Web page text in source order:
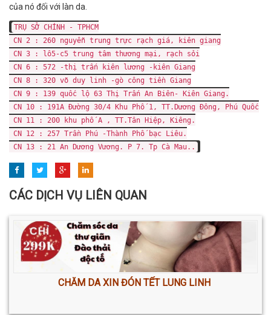
của nó đối với làn da.
TRỤ SỞ CHÍNH - TPHCM
CN 2 : 260 nguyễn trung trực rạch giá, kiên giang
CN 3 : lô5-c5 trung tâm thương mại, rạch sỏi
CN 6 : 572 -thị trấn kiên lương -kiên Giang
CN 8 : 320 võ duy linh -gò công tiền Giang
CN 9 : 139 quốc lộ 63 Thị Trấn An Biên- Kiên Giang.
CN 10 : 191A Đường 30/4 Khu Phố 1, TT.Dương Đông, Phú Quốc
CN 11 : 200 khu phố A , TT.Tân Hiệp, Kiêng.
CN 12 : 257 Trần Phú -Thành Phố bạc Liêu.
CN 13 : 21 An Dương Vương. P 7. Tp Cà Mau..
CÁC DỊCH VỤ LIÊN QUAN
CHĂM DA XIN ĐÓN TẾT LUNG LINH